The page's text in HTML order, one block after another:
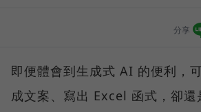
分享
即便體會到生成式 AI 的便利，
成文案、寫出 Excel 函式，卻還